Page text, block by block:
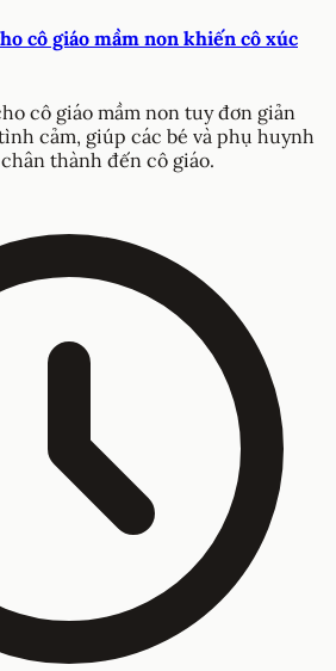
cô giáo mầm non khiến cô xúc
cô giáo mầm non tuy đơn giản
cảm, giúp các bé và phụ huynh
thành đến cô giáo.